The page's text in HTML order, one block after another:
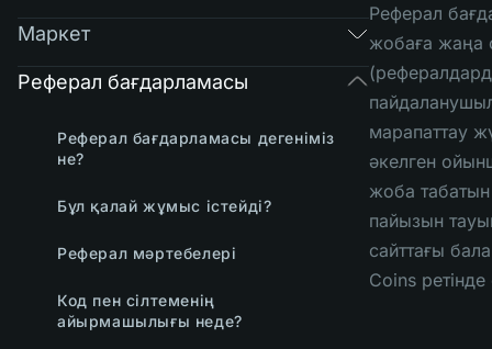
Маркет
Реферал бағдарламасы
Реферал бағдарламасы дегеніміз
не?
Бұл қалай жұмыс істейді?
Реферал мәртебелері
Код пен сілтеменің
айырмашылығы неде?
Реферал
жобаға
марапаттау
әкелген
жоба табатын
пайызын
сайттағы
Coins ретінде